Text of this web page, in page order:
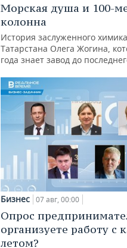
Морская душа и 100-
колонна
История заслуженного химика
Татарстана Олега Жогина,
года знает завод до
Бизнес 07 авг, 00:00
Опрос
организуете работу с
летом?